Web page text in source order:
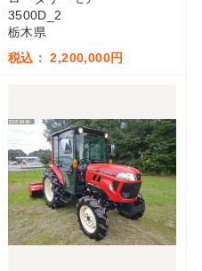
3500D_2
栃木県
税込： 2,200,000円